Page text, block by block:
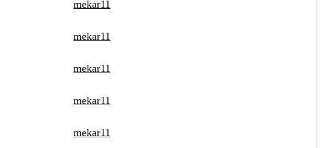
mekar11
mekar11
mekar11
mekar11
mekar11